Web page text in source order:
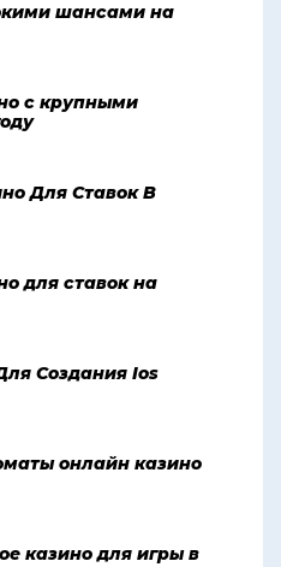
шансами на
с крупными
Для Ставок В
для ставок на
Создания Ios
онлайн казино
казино для игры в